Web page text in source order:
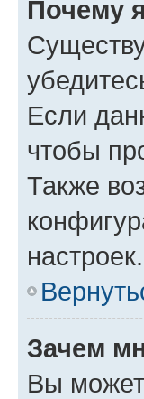
Почему
Если
чтобы
Также
настроек.
Зачем
Вы